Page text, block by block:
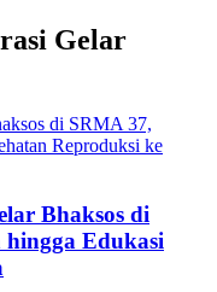
Gelar
Bhaksos di
hingga Edukasi